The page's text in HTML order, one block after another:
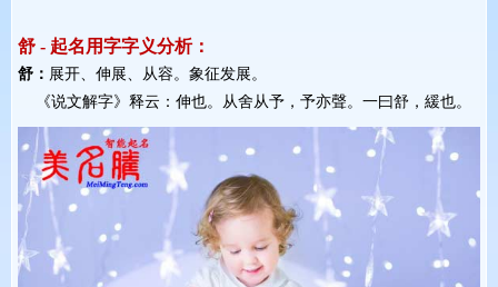
舒 - 起名用字字义分析：
舒： 展开、伸展、从容。象征发展。
《说文解字》释云：伸也。从舍从予，予亦聲。一曰舒，緩也。